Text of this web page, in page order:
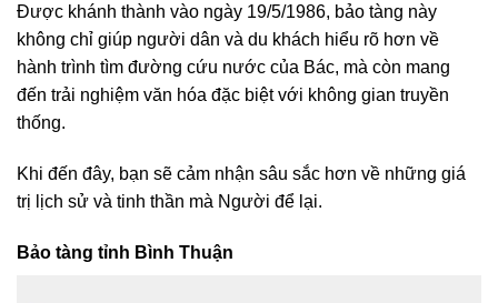
Được khánh thành vào ngày 19/5/1986, bảo tàng này
không chỉ giúp người dân và du khách hiểu rõ hơn về
hành trình tìm đường cứu nước của Bác, mà còn mang
đến trải nghiệm văn hóa đặc biệt với không gian truyền
thống.
Khi đến đây, bạn sẽ cảm nhận sâu sắc hơn về những giá
trị lịch sử và tinh thần mà Người để lại.
Bảo tàng tỉnh Bình Thuận